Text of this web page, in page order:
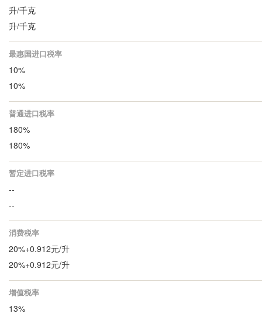
升/千克
升/千克
最惠国进口税率
10%
10%
普通进口税率
180%
180%
暂定进口税率
--
--
消费税率
20%+0.912元/升
20%+0.912元/升
增值税率
13%